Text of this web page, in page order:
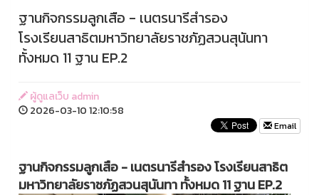
ฐานกิจกรรมลูกเสือ - เนตรนารีสำรอง
โรงเรียนสาธิตมหาวิทยาลัยราชภัฏสวนสุนันทา
ทั้งหมด 11 ฐาน EP.2
ผู้ดูแลเว็บ admin
2026-03-10 12:10:58
Email
ฐานกิจกรรมลูกเสือ - เนตรนารีสำรอง โรงเรียนสาธิต
มหาวิทยาลัยราชภัฏสวนสุนันทา ทั้งหมด 11 ฐาน EP.2